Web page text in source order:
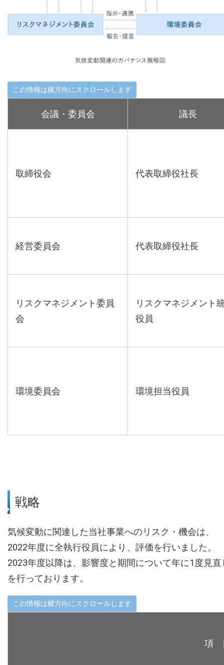
会議・委員会 議長
取締役会 代表取締役社長
経営委員会 代表取締役社長
リスクマネジメント委員
会
リスクマネジメント
役員
環境委員会 環境担当役員
戦略
気候変動に関連した当社事業へのリスク・機会は、
2022年度に全執行役員により、評価を行いました。
2023年度以降は、影響度と期間について年に1度見直
を行っております。
項